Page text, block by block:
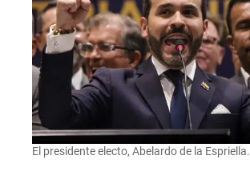
El presidente electo, Abelardo de la Espriella.